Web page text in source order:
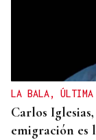
LA BALA, ÚLTIMA
Carlos
emigración es